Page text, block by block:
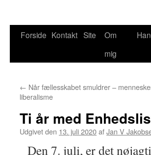
Forside Kontakt Site
Om
mig
← Når fællesskabet smuldrer –
liberalisme
Ti år med
Udgivet den 13. juli 2020afJan V
Den 7. juli, er det